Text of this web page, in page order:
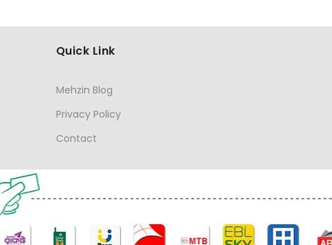
Quick Link
Mehzin Blog
Privacy Policy
Contact